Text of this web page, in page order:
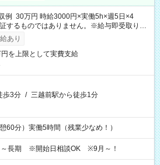
30万円 時給3000円×実働5h×週5日×4
するものではありません。※給与即受取りサ
条件有）
あり
を上限として実費支給
歩3分 / 三越前駅から徒歩1分
60分）実働5時間（残業少なめ！）
～長期 ※開始日相談OK ※9月～！